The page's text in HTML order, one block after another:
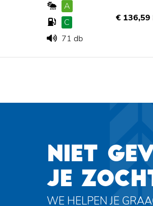
A
C
71 db
€ 136,59
NIET
JE
WE HELPEN JE